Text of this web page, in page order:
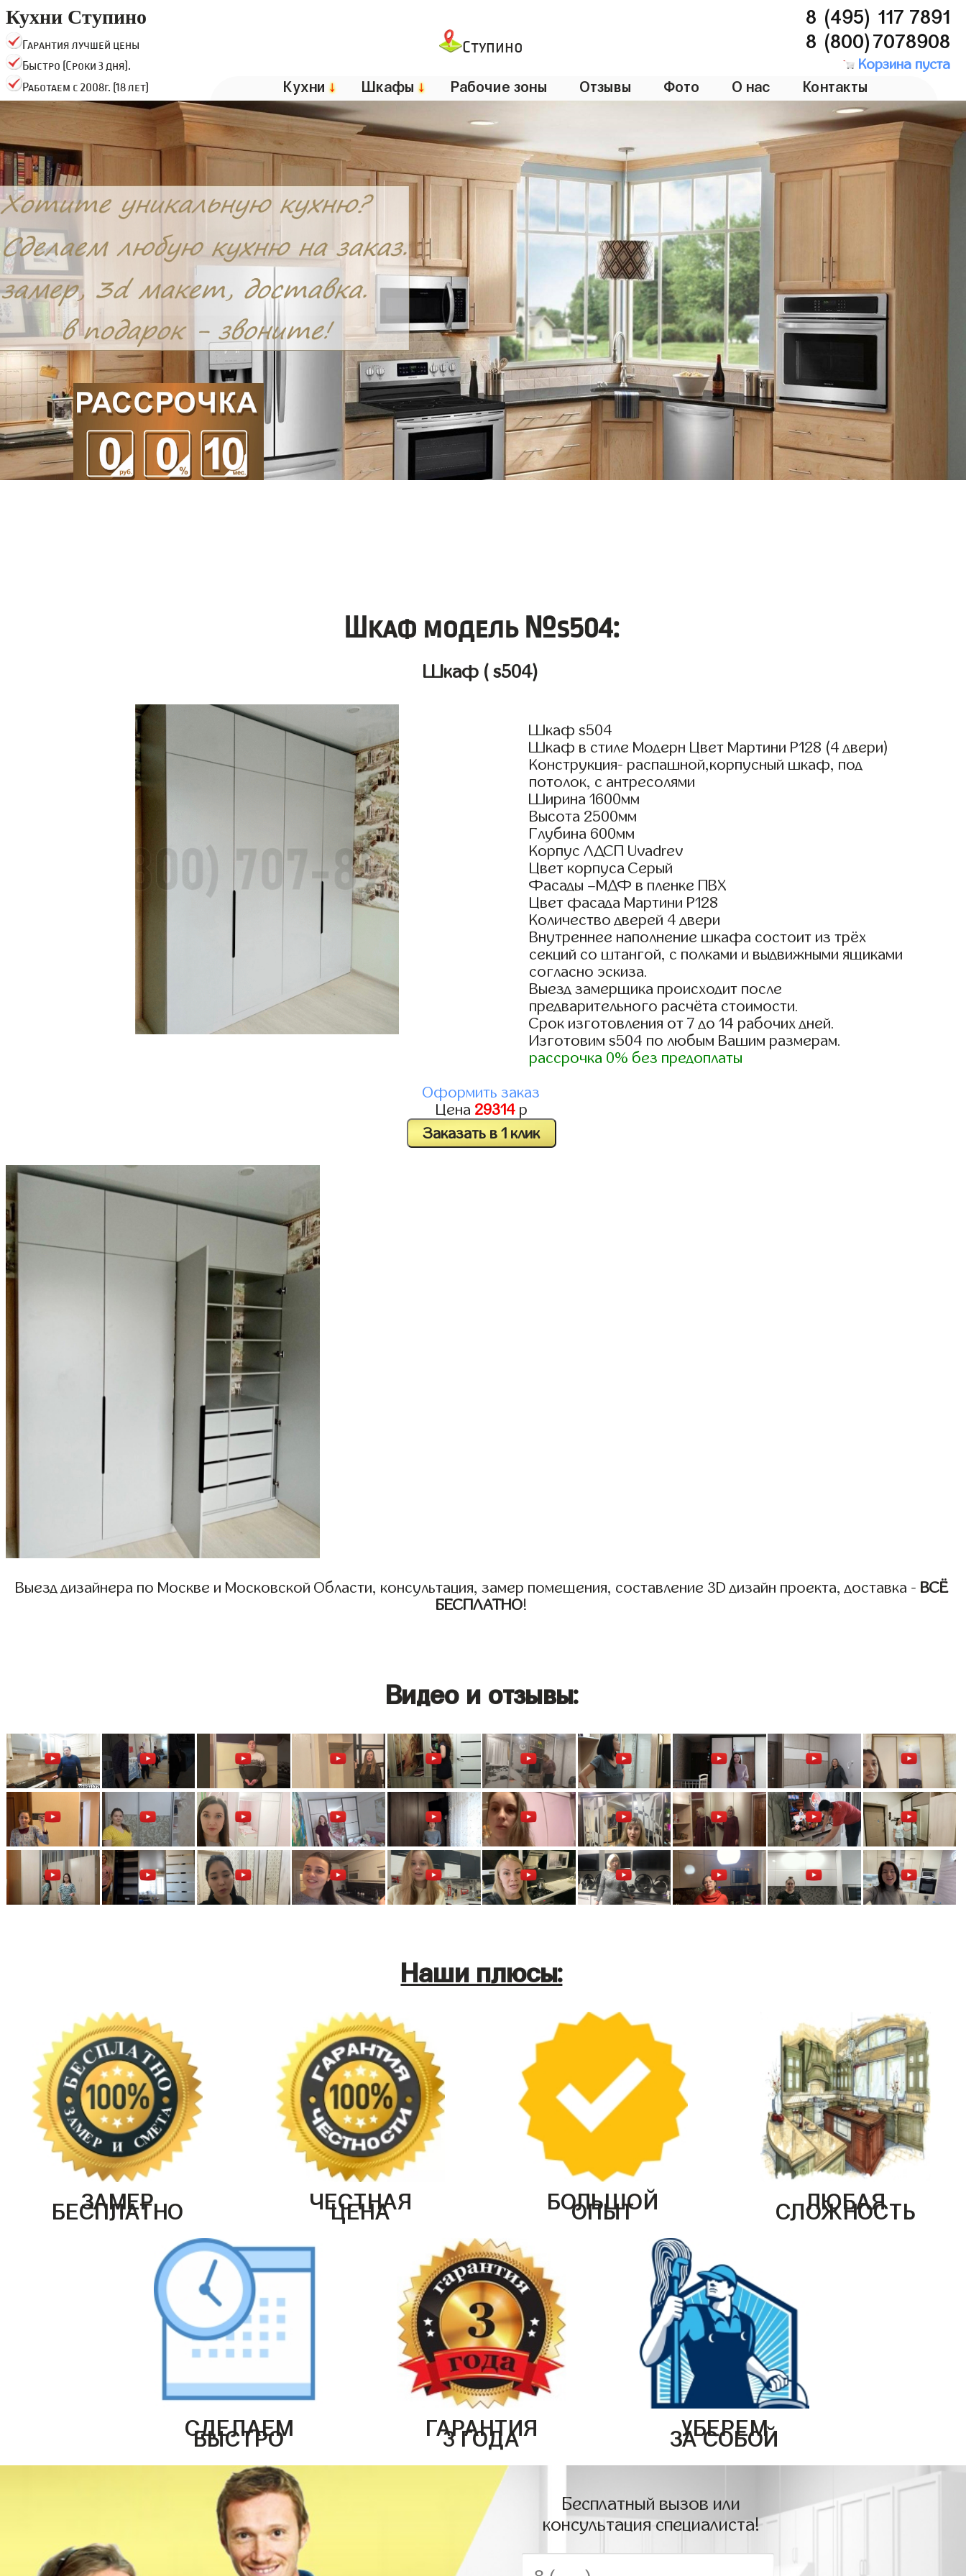
Кухни Ступино
Гарантия лучшей цены
Быстро (Сроки 3 дня).
Работаем с 2008г. (18 лет)
Ступино
8 (495) 117 7891
8 (800)7078908
Корзина пуста
Кухни↓ Шкафы↓ Рабочие зоны Отзывы Фото О нас Контакты
Шкаф модель №s504:
Шкаф ( s504)
Шкаф s504
Шкаф в стиле Модерн Цвет Мартини Р128 (4 двери)
Конструкция- распашной,корпусный шкаф, под
потолок, с антресолями
Ширина 1600мм
Высота 2500мм
Глубина 600мм
Корпус ЛДСП Uvadrev
Цвет корпуса Серый
Фасады –МДФ в пленке ПВХ
Цвет фасада Мартини Р128
Количество дверей 4 двери
Внутреннее наполнение шкафа состоит из трёх
секций со штангой, с полками и выдвижными ящиками
согласно эскиза.
Выезд замерщика происходит после
предварительного расчёта стоимости.
Срок изготовления от 7 до 14 рабочих дней.
Изготовим s504 по любым Вашим размерам.
рассрочка 0% без предоплаты
Оформить заказ
Цена 29314р
Заказать в 1 клик
Выезд дизайнера по Москве и Московской Области, консультация, замер помещения, составление 3D дизайн проекта, доставка - ВСЁ
БЕСПЛАТНО!
Видео и отзывы:
Наши плюсы:
ЗАМЕР
БЕСПЛАТНО ЧЕСТНАЯ
ЦЕНА БОЛЬШОЙ
ОПЫТ ЛЮБАЯ
СЛОЖНОСТЬ
СДЕЛАЕМ
БЫСТРО ГАРАНТИЯ
3 ГОДА УБЕРЕМ
ЗА СОБОЙ
Бесплатный вызов или
консультация специалиста!